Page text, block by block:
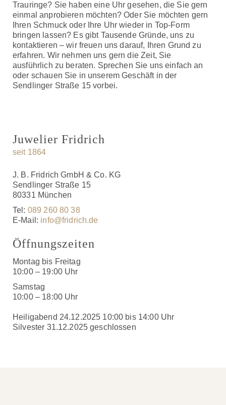
Trauringe? Sie haben eine Uhr gesehen, die Sie gern
einmal anprobieren möchten? Oder Sie möchten gern
Ihren Schmuck oder Ihre Uhr wieder in Top-Form
bringen lassen? Es gibt Tausende Gründe, uns zu
kontaktieren – wir freuen uns darauf, Ihren Grund zu
erfahren. Wir nehmen uns gern die Zeit, Sie
ausführlich zu beraten. Sprechen Sie uns einfach an
oder schauen Sie in unserem Geschäft in der
Sendlinger Straße 15 vorbei.
Juwelier Fridrich
seit 1864
J. B. Fridrich GmbH & Co. KG
Sendlinger Straße 15
80331 München
Tel: 089 260 80 38
E-Mail: info@fridrich.de
Öffnungszeiten
Montag bis Freitag
10:00 – 19:00 Uhr
Samstag
10:00 – 18:00 Uhr
Heiligabend 24.12.2025 10:00 bis 14:00 Uhr
Silvester 31.12.2025 geschlossen